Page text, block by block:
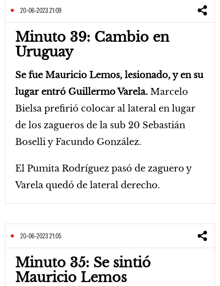
20-06-2023 21:09
Minuto 39: Cambio en
Uruguay
Se fue Mauricio Lemos, lesionado, y en su
lugar entró Guillermo Varela. Marcelo
Bielsa prefirió colocar al lateral en lugar
de los zagueros de la sub 20 Sebastián
Boselli y Facundo González.
El Pumita Rodríguez pasó de zaguero y
Varela quedó de lateral derecho.
20-06-2023 21:05
Minuto 35: Se sintió
Mauricio Lemos